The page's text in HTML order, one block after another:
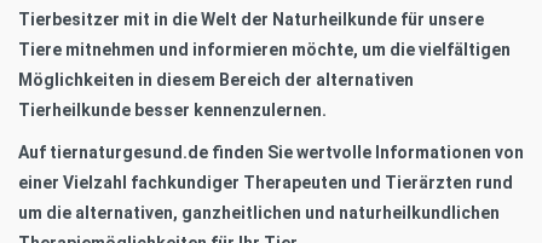
Tierbesitzer mit in die Welt der Naturheilkunde für unsere
Tiere mitnehmen und informieren möchte, um die vielfältigen
Möglichkeiten in diesem Bereich der alternativen
Tierheilkunde besser kennenzulernen.
Auf tiernaturgesund.de finden Sie wertvolle Informationen von
einer Vielzahl fachkundiger Therapeuten und Tierärzten rund
um die alternativen, ganzheitlichen und naturheilkundlichen